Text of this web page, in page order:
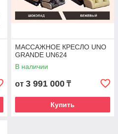
МАССАЖНОЕ КРЕСЛО UNO
GRANDE UN624
В наличии
от 3 991 000 ₸
Купить